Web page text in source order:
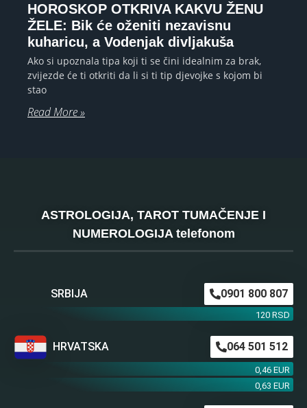
HOROSKOP OTKRIVA KAKVU ŽENU
ŽELE: Bik će oženiti nezavisnu
kuharicu, a Vodenjak divljakuša
Ako si upoznala tipa koji ti se čini idealnim za brak,
zvijezde će ti otkriti da li si ti tip djevojke s kojom bi
stao
Read More »
ASTROLOGIJA, TAROT TUMAČENJE I
NUMEROLOGIJA telefonom
SRBIJA 0901 800 807
120 RSD
HRVATSKA 064 501 512
0,46 EUR
0,63 EUR